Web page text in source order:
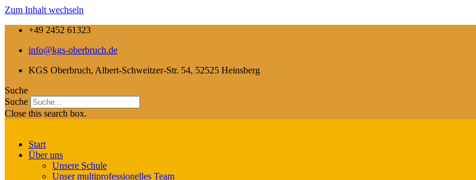
Zum Inhalt wechseln
+49 2452 61323
info@kgs-oberbruch.de
KGS Oberbruch, Albert-Schweitzer-Str. 54, 52525 Heinsberg
Suche
Suche
Close this search box.
Start
Über uns
Unsere Schule
Unser multiprofessionelles Team